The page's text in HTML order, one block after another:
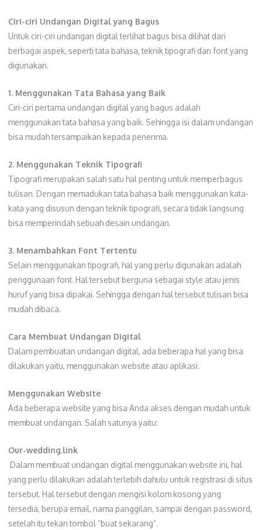
Ciri-ciri Undangan Digital yang Bagus
Untuk ciri-ciri undangan digital terlihat bagus bisa dilihat dari
berbagai aspek, seperti tata bahasa, teknik tipografi dan font yang
digunakan.
1. Menggunakan Tata Bahasa yang Baik
Ciri-ciri pertama undangan digital yang bagus adalah
menggunakan tata bahasa yang baik. Sehingga isi dalam undangan
bisa mudah tersampaikan kepada penerima.
2. Menggunakan Teknik Tipografi
Tipografi merupakan salah satu hal penting untuk memperbagus
tulisan. Dengan memadukan tata bahasa baik menggunakan kata-
kata yang disusun dengan teknik tipografi, secara tidak langsung
bisa memperindah sebuah desain undangan.
3. Menambahkan Font Tertentu
Selain menggunakan tipografi, hal yang perlu digunakan adalah
penggunaan font. Hal tersebut berguna sebagai style atau jenis
huruf yang bisa dipakai. Sehingga dengan hal tersebut tulisan bisa
mudah dibaca.
Cara Membuat Undangan Digital
Dalam pembuatan undangan digital, ada beberapa hal yang bisa
dilakukan yaitu, menggunakan website atau aplikasi.
Menggunakan Website
Ada beberapa website yang bisa Anda akses dengan mudah untuk
membuat undangan. Salah satunya yaitu:
Our-wedding.link
Dalam membuat undangan digital menggunakan website ini, hal
yang perlu dilakukan adalah terlebih dahulu untuk registrasi di situs
tersebut. Hal tersebut dengan mengisi kolom kosong yang
tersedia, berupa email, nama panggilan, sampai dengan password,
setelah itu tekan tombol “buat sekarang”.